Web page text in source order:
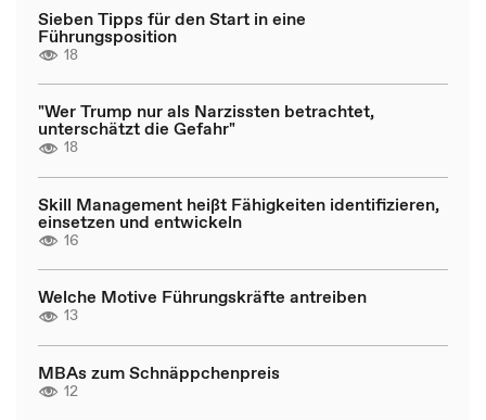
Sieben Tipps für den Start in eine
Führungsposition
18
"Wer Trump nur als Narzissten betrachtet,
unterschätzt die Gefahr"
18
Skill Management heißt Fähigkeiten identifizieren,
einsetzen und entwickeln
16
Welche Motive Führungskräfte antreiben
13
MBAs zum Schnäppchenpreis
12